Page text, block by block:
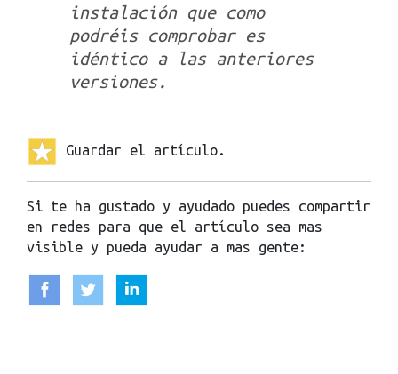
instalación que como
podréis comprobar es
idéntico a las anteriores
versiones.
Guardar el artículo.
Si te ha gustado y ayudado puedes compartir
en redes para que el artículo sea mas
visible y pueda ayudar a mas gente: